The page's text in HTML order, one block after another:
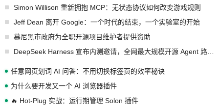
Simon Willison 重新拥抱 MCP：无状态协议如何改变游戏规则
Jeff Dean 离开 Google：一个时代的结束，一个实验室的开始
慕尼黑市政府为全职开源项目维护者提供资助
任意网页划词 AI 问答：不用切换标签页的效率秘诀
为什么要开发又一个 AI 浏览器插件
🔥 Hot-Plug 实战：运行期管理 Solon 插件